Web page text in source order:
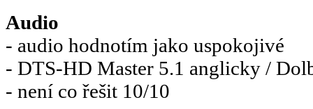
Audio
- audio hodnotím jako uspokojivé
- DTS-HD Master 5.1 anglicky /
- není co řešit 10/10